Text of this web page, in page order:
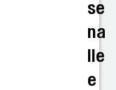
se
na
lle
e